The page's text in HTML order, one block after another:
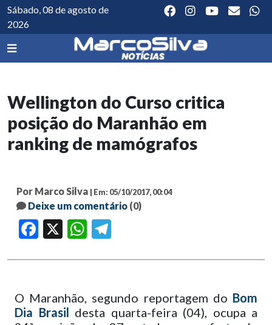
Sábado, 08 de agosto de
2026
Wellington do Curso critica
posição do Maranhão em
ranking de mamógrafos
Por Marco Silva | Em: 05/10/2017, 00:04
Deixe um comentário (0)
Facebook WhatsApp
O Maranhão, segundo reportagem do Bom
Dia Brasil desta quarta-feira (04), ocupa a